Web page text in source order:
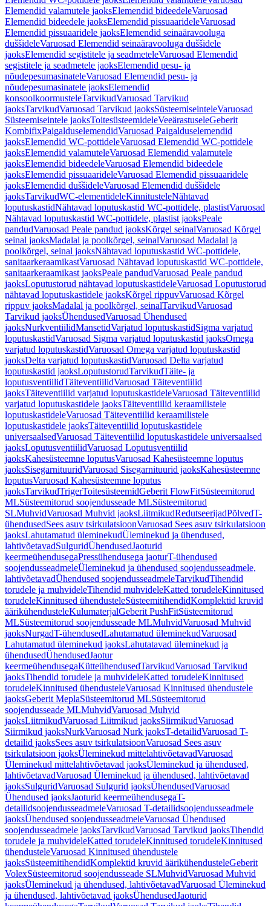
Elemendid valamutele jaoksElemendid bideedeleVaruosad
Elemendid bideedele jaoksElemendid pissuaarideleVaruosad
Elemendid pissuaaridele jaoksElemendid seinaäravooluga
duššideleVaruosad Elemendid seinaäravooluga duššidele
jaoksElemendid segistitele ja seadmeteleVaruosad Elemendid
segistitele ja seadmetele jaoksElemendid pesu- ja
nõudepesumasinateleVaruosad Elemendid pesu- ja
nõudepesumasinatele jaoksElemendid
konsoolkoormusteleTarvikudVaruosad Tarvikud
jaoksTarvikudVaruosad Tarvikud jaoksSüsteemiseinteleVaruosad
Süsteemiseintele jaoksToitesüsteemideleVeeärastuseleGeberit
KombifixPaigalduselemendidVaruosad Paigalduselemendid
jaoksElemendid WC-pottideleVaruosad Elemendid WC-pottidele
jaoksElemendid valamuteleVaruosad Elemendid valamutele
jaoksElemendid bideedeleVaruosad Elemendid bideedele
jaoksElemendid pissuaarideleVaruosad Elemendid pissuaaridele
jaoksElemendid duššideleVaruosad Elemendid duššidele
jaoksTarvikudWC-elementideleKinnitusteleNähtavad
loputuskastidNähtavad loputuskastid WC-pottidele, plastistVaruosad
Nähtavad loputuskastid WC-pottidele, plastist jaoksPeale
pandudVaruosad Peale pandud jaoksKõrgel seinalVaruosad Kõrgel
seinal jaoksMadalal ja poolkõrgel, seinalVaruosad Madalal ja
poolkõrgel, seinal jaoksNähtavad loputuskastid WC-pottidele,
sanitaarkeraamikastVaruosad Nähtavad loputuskastid WC-pottidele,
sanitaarkeraamikast jaoksPeale pandudVaruosad Peale pandud
jaoksLoputustorud nähtavad loputuskastideleVaruosad Loputustorud
nähtavad loputuskastidele jaoksKõrgel rippuvVaruosad Kõrgel
rippuv jaoksMadalal ja poolkõrgel, seinalTarvikudVaruosad
Tarvikud jaoksÜhendusedVaruosad Ühendused
jaoksNurkventiilidMansetidVarjatud loputuskastidSigma varjatud
loputuskastidVaruosad Sigma varjatud loputuskastid jaoksOmega
varjatud loputuskastidVaruosad Omega varjatud loputuskastid
jaoksDelta varjatud loputuskastidVaruosad Delta varjatud
loputuskastid jaoksLoputustorudTarvikudTäite- ja
loputusventiilidTäiteventiilidVaruosad Täiteventiilid
jaoksTäiteventiilid varjatud loputuskastideleVaruosad Täiteventiilid
varjatud loputuskastidele jaoksTäiteventiilid keraamilistele
loputuskastideleVaruosad Täiteventiilid keraamilistele
loputuskastidele jaoksTäiteventiilid loputuskastidele
universaalsedVaruosad Täiteventiilid loputuskastidele universaalsed
jaoksLoputusventiilidVaruosad Loputusventiilid
jaoksKahesüsteemne loputusVaruosad Kahesüsteemne loputus
jaoksSisegarnituuridVaruosad Sisegarnituurid jaoksKahesüsteemne
loputusVaruosad Kahesüsteemne loputus
jaoksTarvikudTrigerToitesüsteemidGeberit FlowFitSüsteemitorud
MLSüsteemitorud soojendusseade MLSüsteemitorud
SLMuhvidVaruosad Muhvid jaoksLiitmikudRedutseerijadPõlvedT-
ühendusedSees asuv tsirkulatsioonVaruosad Sees asuv tsirkulatsioon
jaoksLahutamatud üleminekudÜleminekud ja ühendused,
lahtivõetavadSulguridÜhendusedJaoturid
keermeühendusegaPressühendusega jaoturT-ühendused
soojendusseadmeleÜleminekud ja ühendused soojendusseadmele,
lahtivõetavadÜhendused soojendusseadmeleTarvikudTihendid
torudele ja muhvideleTihendid muhvideleKatted torudeleKinnitused
torudeleKinnitused ühendusteleSüsteemitihendidKomplektid kruvid
äärikühendusteleKulumaterjalGeberit PushFitSüsteemitorud
MLSüsteemitorud soojendusseade MLMuhvidVaruosad Muhvid
jaoksNurgadT-ühendusedLahutamatud üleminekudVaruosad
Lahutamatud üleminekud jaoksLahutatavad üleminekud ja
ühendusedÜhendusedJaotur
keermeühendusegaKütteühendusedTarvikudVaruosad Tarvikud
jaoksTihendid torudele ja muhvideleKatted torudeleKinnitused
torudeleKinnitused ühendusteleVaruosad Kinnitused ühendustele
jaoksGeberit MeplaSüsteemitorud MLSüsteemitorud
soojendusseade MLMuhvidVaruosad Muhvid
jaoksLiitmikudVaruosad Liitmikud jaoksSiirmikudVaruosad
Siirmikud jaoksNurkVaruosad Nurk jaoksT-detailidVaruosad T-
detailid jaoksSees asuv tsirkulatsioonVaruosad Sees asuv
tsirkulatsioon jaoksÜleminekud mittelahtivõetavadVaruosad
Üleminekud mittelahtivõetavad jaoksÜleminekud ja ühendused,
lahtivõetavadVaruosad Üleminekud ja ühendused, lahtivõetavad
jaoksSulguridVaruosad Sulgurid jaoksÜhendusedVaruosad
Ühendused jaoksJaoturid keermeühendusegaT-
detailidsoojendusseadmeleVaruosad T-detailidsoojendusseadmele
jaoksÜhendused soojendusseadmeleVaruosad Ühendused
soojendusseadmele jaoksTarvikudVaruosad Tarvikud jaoksTihendid
torudele ja muhvideleKatted torudeleKinnitused torudeleKinnitused
ühendusteleVaruosad Kinnitused ühendustele
jaoksSüsteemitihendidKomplektid kruvid äärikühendusteleGeberit
VolexSüsteemitorud soojendusseade SLMuhvidVaruosad Muhvid
jaoksÜleminekud ja ühendused, lahtivõetavadVaruosad Üleminekud
ja ühendused, lahtivõetavad jaoksÜhendusedJaoturid